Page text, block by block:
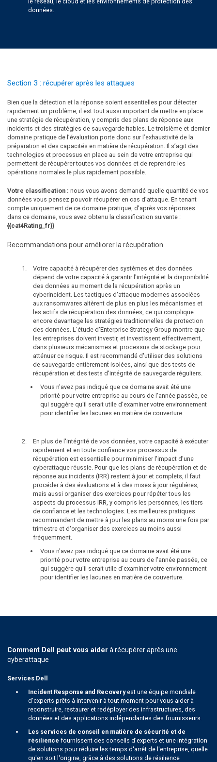
données.
Section 3 : récupérer après les attaques
Bien que la détection et la réponse soient essentielles pour détecter
rapidement un problème, il est tout aussi important de mettre en place
une stratégie de récupération, y compris des plans de réponse aux
incidents et des stratégies de sauvegarde fiables. Le troisième et dernier
domaine pratique de l’évaluation porte donc sur l’exhaustivité de la
préparation et des capacités en matière de récupération. Il s’agit des
technologies et processus en place au sein de votre entreprise qui
permettent de récupérer toutes vos données et de reprendre les
opérations normales le plus rapidement possible.
Votre classification : nous vous avons demandé quelle quantité de vos
données vous pensez pouvoir récupérer en cas d’attaque. En tenant
compte uniquement de ce domaine pratique, d’après vos réponses
dans ce domaine, vous avez obtenu la classification suivante :
{{cat4Rating_fr}}
Recommandations pour améliorer la récupération
Votre capacité à récupérer des systèmes et des données
dépend de votre capacité à garantir l'intégrité et la disponibilité
des données au moment de la récupération après un
cyberincident. Les tactiques d'attaque modernes associées
aux ransomwares altèrent de plus en plus les mécanismes et
les actifs de récupération des données, ce qui complique
encore davantage les stratégies traditionnelles de protection
des données. L'étude d'Enterprise Strategy Group montre que
les entreprises doivent investir, et investissent effectivement,
dans plusieurs mécanismes et processus de stockage pour
atténuer ce risque. Il est recommandé d'utiliser des solutions
de sauvegarde entièrement isolées, ainsi que des tests de
récupération et des tests d'intégrité de sauvegarde réguliers.
Vous n'avez pas indiqué que ce domaine avait été une
priorité pour votre entreprise au cours de l'année passée, ce
qui suggère qu'il serait utile d'examiner votre environnement
pour identifier les lacunes en matière de couverture.
En plus de l'intégrité de vos données, votre capacité à exécuter
rapidement et en toute confiance vos processus de
récupération est essentielle pour minimiser l'impact d'une
cyberattaque réussie. Pour que les plans de récupération et de
réponse aux incidents (IRR) restent à jour et complets, il faut
procéder à des évaluations et à des mises à jour régulières,
mais aussi organiser des exercices pour répéter tous les
aspects du processus IRR, y compris les personnes, les tiers
de confiance et les technologies. Les meilleures pratiques
recommandent de mettre à jour les plans au moins une fois par
trimestre et d'organiser des exercices au moins aussi
fréquemment.
Vous n'avez pas indiqué que ce domaine avait été une
priorité pour votre entreprise au cours de l'année passée, ce
qui suggère qu'il serait utile d'examiner votre environnement
pour identifier les lacunes en matière de couverture.
Comment Dell peut vous aider à récupérer après une
cyberattaque
Services Dell
Incident Response and Recoveryest une équipe mondiale
d'experts prêts à intervenir à tout moment pour vous aider à
reconstruire, restaurer et redéployer des infrastructures, des
données et des applications indépendantes des fournisseurs.
Les services de conseil en matière de sécurité et de
résilience fournissent des conseils d'experts et une intégration
de solutions pour réduire les temps d'arrêt de l'entreprise, quelle
qu'en soit l'origine, grâce à des solutions de résilience